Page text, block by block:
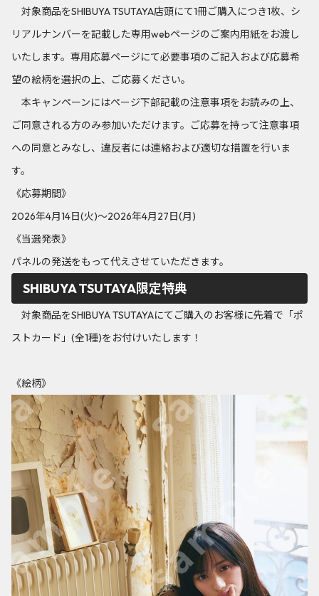
対象商品をSHIBUYA TSUTAYA店頭にて1冊ご購入につき1枚、シ
リアルナンバーを記載した専用webページのご案内用紙をお渡し
いたします。専用応募ページにて必要事項のご記入および応募希
望の絵柄を選択の上、ご応募ください。
本キャンペーンにはページ下部記載の注意事項をお読みの上、
ご同意される方のみ参加いただけます。ご応募を持って注意事項
への同意とみなし、違反者には連絡および適切な措置を行いま
す。
《応募期間》
2026年4月14日(火)～2026年4月27日(月)
《当選発表》
パネルの発送をもって代えさせていただきます。
SHIBUYA TSUTAYA限定特典
対象商品をSHIBUYA TSUTAYAにてご購入のお客様に先着で「ポ
ストカード」(全1種)をお付けいたします！
《絵柄》